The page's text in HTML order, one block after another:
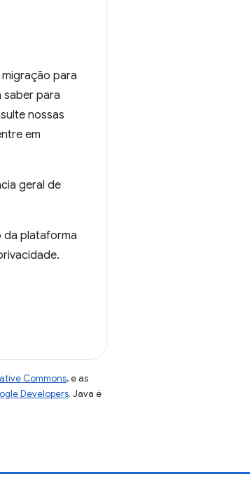
para
saber para
nossas
em
geral de
da plataforma
Commons, e as
Developers. Java é